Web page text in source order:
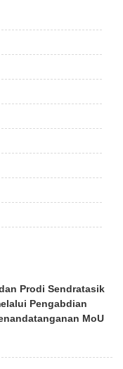
Prodi Sendratasik
Pengabdian
MoU